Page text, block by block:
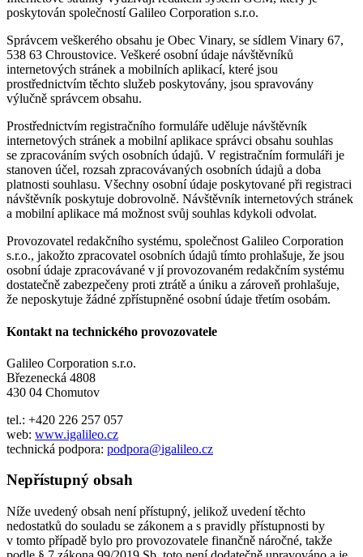
poskytován společností Galileo Corporation s.r.o.
Správcem veškerého obsahu je Obec Vinary, se sídlem Vinary 67,
538 63 Chroustovice. Veškeré osobní údaje návštěvníků
internetových stránek a mobilních aplikací, které jsou
prostřednictvím těchto služeb poskytovány, jsou spravovány
výlučně správcem obsahu.
Prostřednictvím registračního formuláře uděluje návštěvník
internetových stránek a mobilní aplikace správci obsahu souhlas
se zpracováním svých osobních údajů. V registračním formuláři je
stanoven účel, rozsah zpracovávaných osobních údajů a doba
platnosti souhlasu. Všechny osobní údaje poskytované při registraci
návštěvník poskytuje dobrovolně. Návštěvník internetových stránek
a mobilní aplikace má možnost svůj souhlas kdykoli odvolat.
Provozovatel redakčního systému, společnost Galileo Corporation
s.r.o., jakožto zpracovatel osobních údajů tímto prohlašuje, že jsou
osobní údaje zpracovávané v jí provozovaném redakčním systému
dostatečně zabezpečeny proti ztrátě a úniku a zároveň prohlašuje,
že neposkytuje žádné zpřístupněné osobní údaje třetím osobám.
Kontakt na technického provozovatele
Galileo Corporation s.r.o.
Březenecká 4808
430 04 Chomutov
tel.: +420 226 257 057
web: www.igalileo.cz
technická podpora: podpora@igalileo.cz
Nepřístupný obsah
Níže uvedený obsah není přístupný, jelikož uvedení těchto
nedostatků do souladu se zákonem a s pravidly přístupnosti by
v tomto případě bylo pro provozovatele finančně náročné, takže